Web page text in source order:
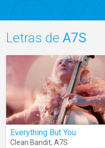
Letras de A7S
Everything But You
Clean Bandit, A7S